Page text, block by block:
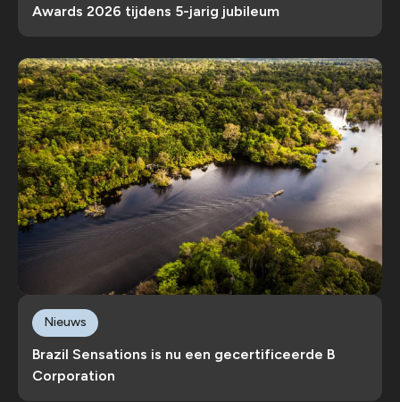
Awards 2026 tijdens 5-jarig jubileum
Brazil Sensations is nu een gecertificeerde B
Corporation
Nieuws